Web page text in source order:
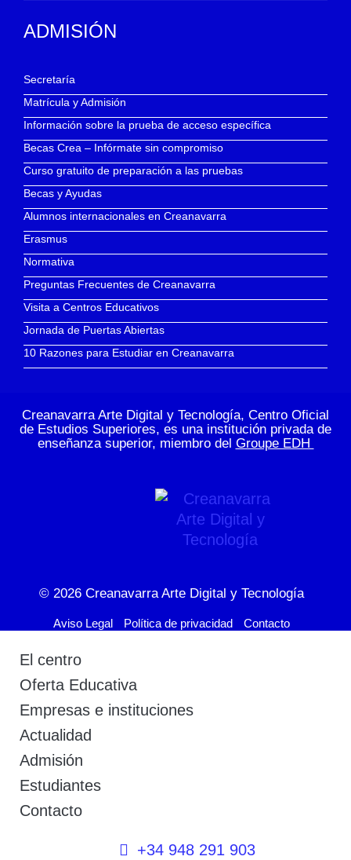
ADMISIÓN
Secretaría
Matrícula y Admisión
Información sobre la prueba de acceso específica
Becas Crea – Infórmate sin compromiso
Curso gratuito de preparación a las pruebas
Becas y Ayudas
Alumnos internacionales en Creanavarra
Erasmus
Normativa
Preguntas Frecuentes de Creanavarra
Visita a Centros Educativos
Jornada de Puertas Abiertas
10 Razones para Estudiar en Creanavarra
Creanavarra Arte Digital y Tecnología, Centro Oficial
de Estudios Superiores, es una institución privada de
enseñanza superior, miembro del Groupe EDH
© 2026 Creanavarra Arte Digital y Tecnología
Aviso Legal Política de privacidad Contacto
El centro
Oferta Educativa
Empresas e instituciones
Actualidad
Admisión
Estudiantes
Contacto
+34 948 291 903